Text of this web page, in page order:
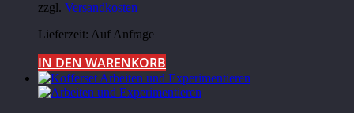
zzgl. Versandkosten
Lieferzeit: Auf Anfrage
IN DEN WARENKORB